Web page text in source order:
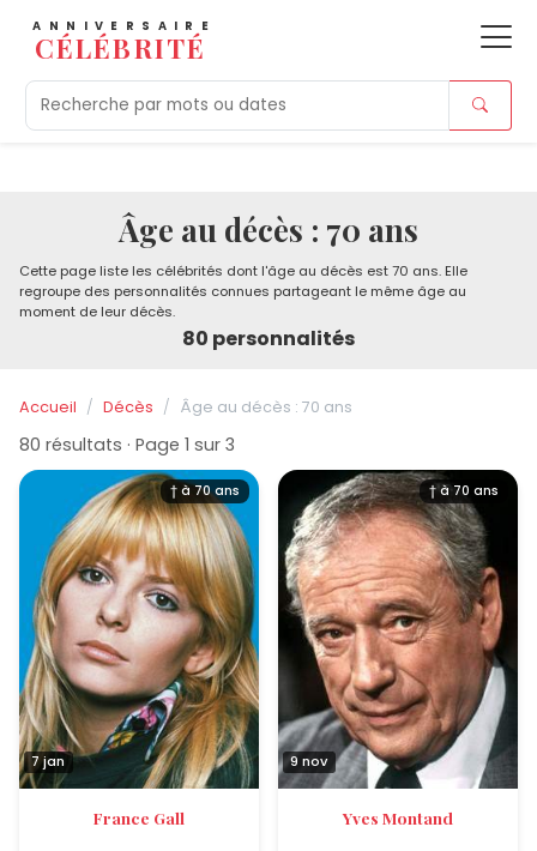
ANNIVERSAIRE
CÉLÉBRITÉ
Aujourd'hui Tendances Morts
Âge au décès : 70 ans
Cette page liste les célébrités dont l'âge au décès est 70 ans. Elle
regroupe des personnalités connues partageant le même âge au
moment de leur décès.
80 personnalités
Accueil Décès Âge au décès : 70 ans
80 résultats · Page 1 sur 3
† à 70 ans
7 jan
France Gall
† à 70 ans
9 nov
Yves Montand